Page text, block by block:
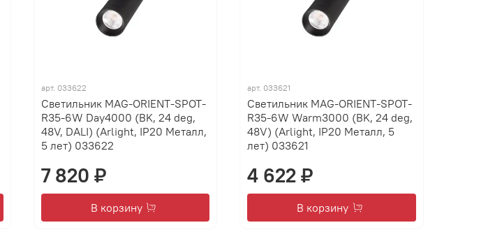
арт. 033622
Светильник MAG-ORIENT-SPOT-
R35-6W Day4000 (BK, 24 deg,
48V, DALI) (Arlight, IP20 Металл,
5 лет) 033622
7 820 ₽
В корзину
арт. 033621
Светильник MAG-ORIENT-SPOT-
R35-6W Warm3000 (BK, 24 deg,
48V) (Arlight, IP20 Металл, 5
лет) 033621
4 622 ₽
В корзину